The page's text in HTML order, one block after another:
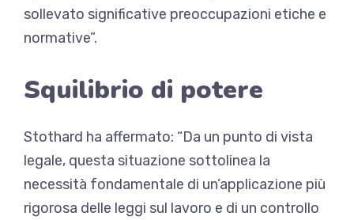
sollevato significative preoccupazioni etiche e
normative”.
Squilibrio di potere
Stothard ha affermato: “Da un punto di vista
legale, questa situazione sottolinea la
necessità fondamentale di un’applicazione più
rigorosa delle leggi sul lavoro e di un controllo